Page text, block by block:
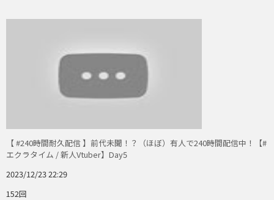
【 #240時間耐久配信 】前代未聞！？（ほぼ）有人で240時間配信中！【#
エクラタイム / 新人Vtuber】Day5
2023/12/23 22:29
152回